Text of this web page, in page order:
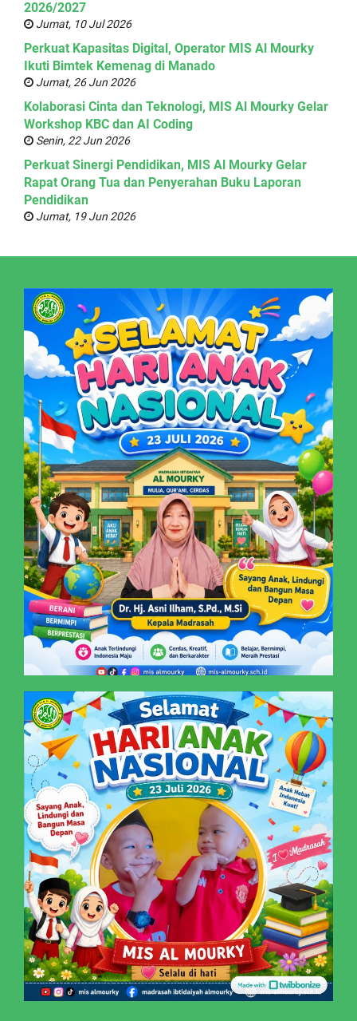
2026/2027
Jumat, 10 Jul 2026
Perkuat Kapasitas Digital, Operator MIS Al Mourky
Ikuti Bimtek Kemenag di Manado
Jumat, 26 Jun 2026
Kolaborasi Cinta dan Teknologi, MIS Al Mourky Gelar
Workshop KBC dan AI Coding
Senin, 22 Jun 2026
Perkuat Sinergi Pendidikan, MIS Al Mourky Gelar
Rapat Orang Tua dan Penyerahan Buku Laporan
Pendidikan
Jumat, 19 Jun 2026